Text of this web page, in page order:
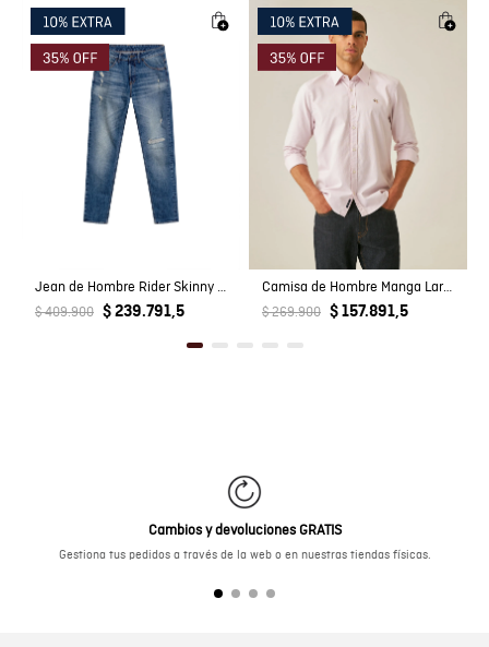
Registro SIC
Jean de Hombre Rider Skinny Fit Tiro Bajo Lavado Medio Rotos Detalles en Costuras en Mezcla de Algodón
$ 409.900 $ 239.791,5
Camisa de Hombre Manga Larga Slim Fit Pato Bordado Tela Oxford en Algodón
$ 269.900 $ 157.891,5
Cambios y devoluciones GRATIS
Gestiona tus pedidos a través de la web o en nuestras tiendas físicas.